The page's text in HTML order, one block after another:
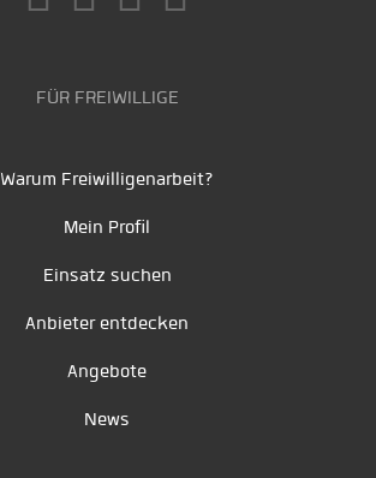
FÜR FREIWILLIGE
Warum Freiwilligenarbeit?
Mein Profil
Einsatz suchen
Anbieter entdecken
Angebote
News